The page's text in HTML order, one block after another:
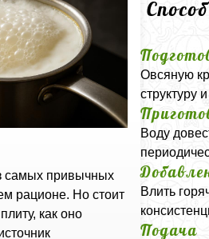
самых привычных
рационе. Но стоит
как оно
Овсяную
структуру
Воду
Влить
Подача